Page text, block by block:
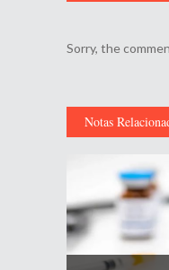
Sorry, the
Notas